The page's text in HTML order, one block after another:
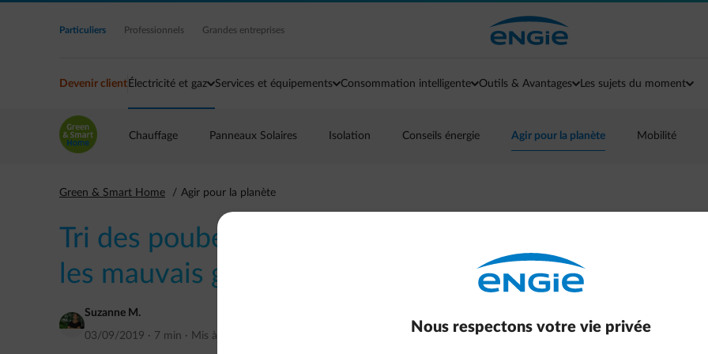
Accéder au contenu principal
Particuliers Professionnels Grandes entreprises
Devenir client Électricité et gaz Services et équipements Consommation intelligente Outils & Avantages Les sujets du moment
Chauffage Panneaux Solaires Isolation Conseils énergie Agir pour la planète Mobilité
Green & Smart Home Agir pour la planète
Tri des poubelles PMC, papier : les bons et
les mauvais gestes
Suzanne M.
03/09/2019 · 7 min · Mis à jour
Nous respectons votre vie privée